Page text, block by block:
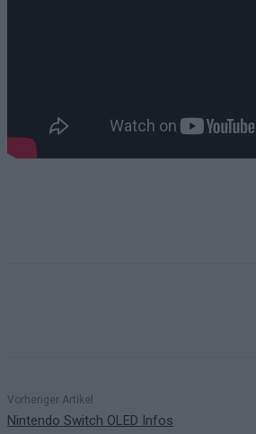
Vorheriger Artikel
Nintendo Switch OLED Infos